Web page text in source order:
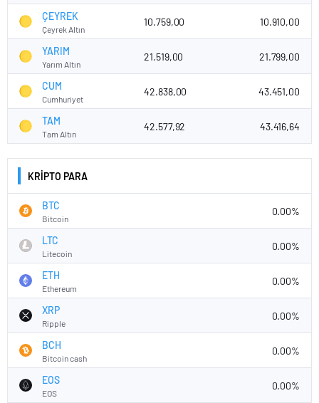
ÇEYREK
Çeyrek Altın
10.759,00 10.910,00
YARIM
Yarım Altın
21.519,00 21.799,00
CUM
Cumhuriyet
42.838,00 43.451,00
TAM
Tam Altın
42.577,92 43.416,64
KRİPTO PARA
BTC
Bitcoin
0.00%
LTC
Litecoin
0.00%
ETH
Ethereum
0.00%
XRP
Ripple
0.00%
BCH
Bitcoin cash
0.00%
EOS
EOS
0.00%